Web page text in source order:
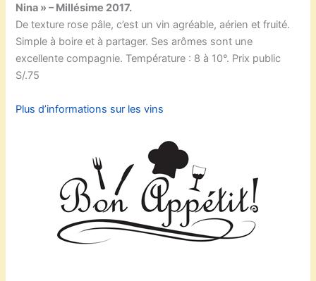
Nina » – Millésime 2017.
De texture rose pâle, c’est un vin agréable, aérien et fruité.
Simple à boire et à partager. Ses arômes sont une
excellente compagnie. Température : 8 à 10°. Prix public
S/.75
Plus d’informations sur les vins